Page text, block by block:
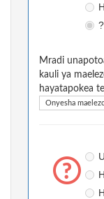
?
Mradi
kauli ya
hayatapokea
Onyesha